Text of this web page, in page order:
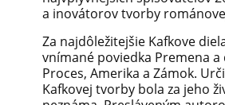
a inovátorov tvorby
Za najdôležitejšie Kafkove
vnímané poviedka Premena
Proces, Amerika a Zámok.
Kafkovej tvorby bola za jeho